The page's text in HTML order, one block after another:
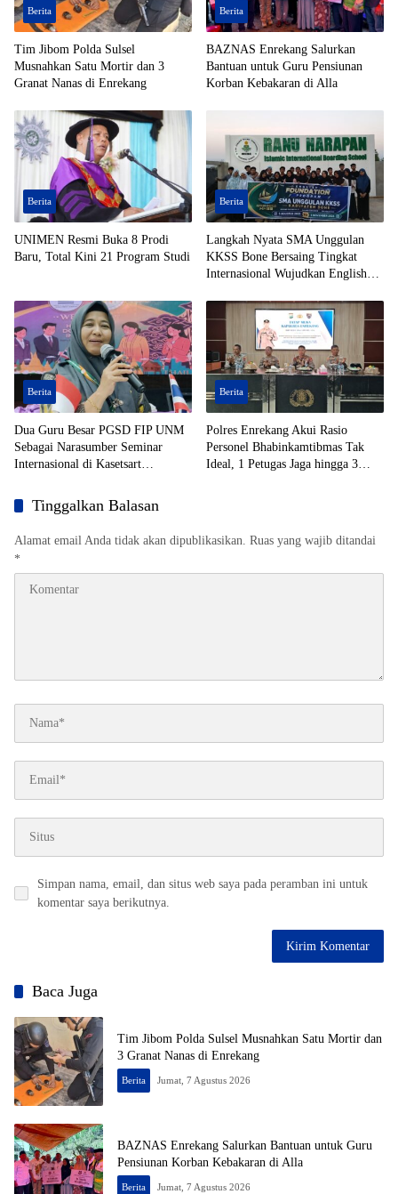
Berita
Tim Jibom Polda Sulsel
Musnahkan Satu Mortir dan 3
Granat Nanas di Enrekang
Berita
BAZNAS Enrekang Salurkan
Bantuan untuk Guru Pensiunan
Korban Kebakaran di Alla
Berita
UNIMEN Resmi Buka 8 Prodi
Baru, Total Kini 21 Program Studi
Berita
Langkah Nyata SMA Unggulan
KKSS Bone Bersaing Tingkat
Internasional Wujudkan English
Berita
Dua Guru Besar PGSD FIP UNM
Sebagai Narasumber Seminar
Internasional di Kasetsart
Berita
Polres Enrekang Akui Rasio
Personel Bhabinkamtibmas Tak
Ideal, 1 Petugas Jaga hingga 3
Tinggalkan Balasan
Alamat email Anda tidak akan dipublikasikan. Ruas yang wajib ditandai
*
Simpan nama, email, dan situs web saya pada peramban ini untuk
komentar saya berikutnya.
Baca Juga
Tim Jibom Polda Sulsel Musnahkan Satu Mortir dan
3 Granat Nanas di Enrekang
Berita Jumat, 7 Agustus 2026
BAZNAS Enrekang Salurkan Bantuan untuk Guru
Pensiunan Korban Kebakaran di Alla
Berita Jumat, 7 Agustus 2026